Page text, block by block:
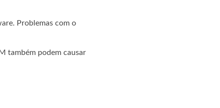
Problemas com o
também podem causar